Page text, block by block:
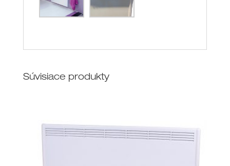
Súvisiace produkty